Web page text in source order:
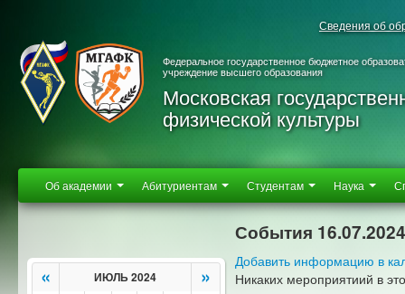
Сведения об
Федеральное государственное бюджетное
учреждение высшего образования
Московская
физической культуры
Об академии Абитуриентам Студентам Наука
« ИЮЛЬ 2024 »
События 16.07.2024
Добавить информацию в
Никаких мероприятиий в